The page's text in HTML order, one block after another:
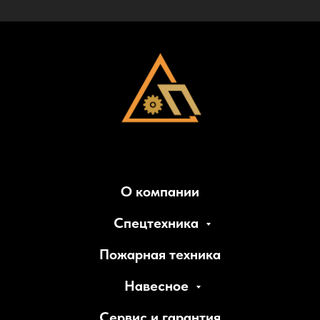
О компании
Спецтехника
Пожарная техника
Навесное